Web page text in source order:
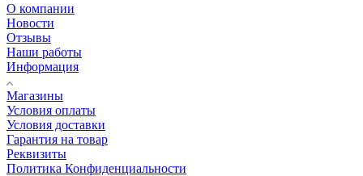
О компании
Новости
Отзывы
Наши работы
Информация
Магазины
Условия оплаты
Условия доставки
Гарантия на товар
Реквизиты
Политика Конфиденциальности